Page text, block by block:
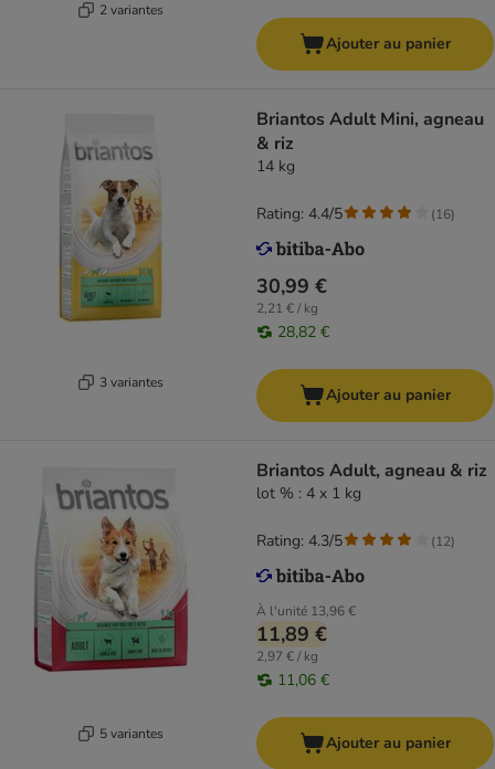
2 variantes
Ajouter au panier
3 variantes
Briantos Adult Mini, agneau
& riz
14 kg
30,99 €
2,21 € / kg
28,82 €
Rating: 4.4/5 (16)
Ajouter au panier
5 variantes
Briantos Adult, agneau & riz
lot % : 4 x 1 kg
À l'unité 13,96 €
11,89 €
2,97 € / kg
11,06 €
Rating: 4.3/5 (12)
Ajouter au panier